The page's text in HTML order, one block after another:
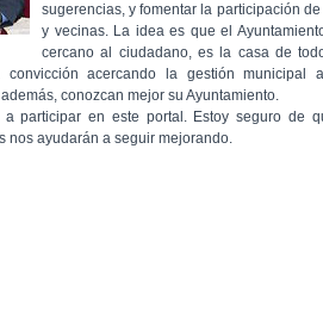
sugerencias, y fomentar la participación
y vecinas. La idea es que el
cercano al ciudadano, es la casa de
convicción acercando la gestión municipal
conozcan mejor su Ayuntamiento.
participar en este portal. Estoy seguro de
nos ayudarán a seguir mejorando.